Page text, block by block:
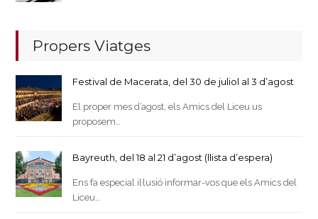
Propers Viatges
Festival de Macerata, del 30 de juliol al 3 d’agost
El proper mes d’agost, els Amics del Liceu us
proposem…
Bayreuth, del 18 al 21 d’agost (llista d’espera)
Ens fa especial il·lusió informar-vos que els Amics del
Liceu…